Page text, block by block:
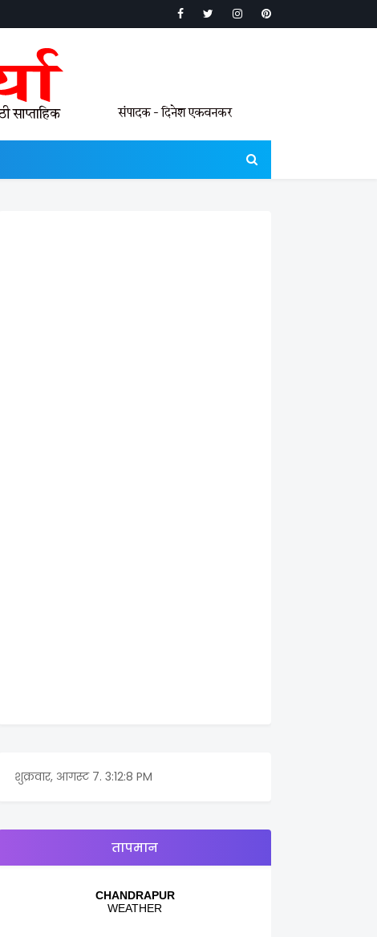
शुक्रवार, आगस्ट 7. 3:12:8 PM
तापमान